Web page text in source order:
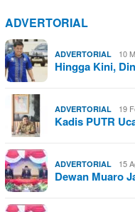
ADVERTORIAL
ADVERTORIAL 10
Hingga Kini,
ADVERTORIAL 19
Kadis PUTR
ADVERTORIAL 15
Dewan Muaro